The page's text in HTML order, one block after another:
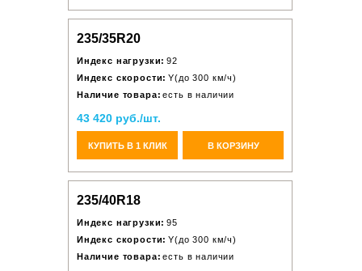
235/35R20
Индекс нагрузки: 92
Индекс скорости: Y(до 300 км/ч)
Наличие товара: есть в наличии
43 420 руб./шт.
КУПИТЬ В 1 КЛИК В КОРЗИНУ
235/40R18
Индекс нагрузки: 95
Индекс скорости: Y(до 300 км/ч)
Наличие товара: есть в наличии